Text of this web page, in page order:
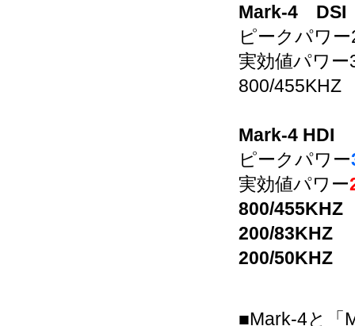
Mark-4 DSI
ピークパワ
実効値パワー
800/
Mark-4 HDI
ピークパワー
実効値パワー
800/
200/83KHZ
200/
■Mark-4と「